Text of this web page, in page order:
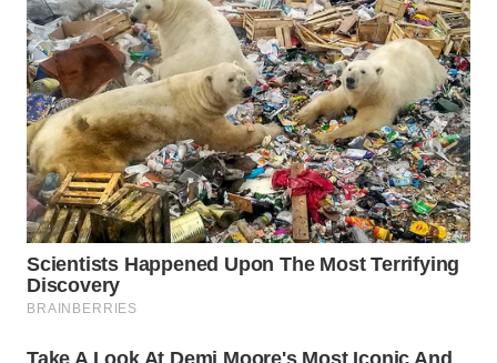
DEPOK
WN
TAPANULI
UTARA
WN
SAMOSIR
WN
PADANG
LAWAS